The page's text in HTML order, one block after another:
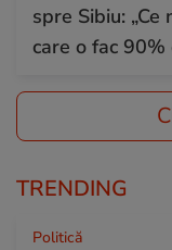
spre Sibiu: „Ce
care o fac
TRENDING
Politică